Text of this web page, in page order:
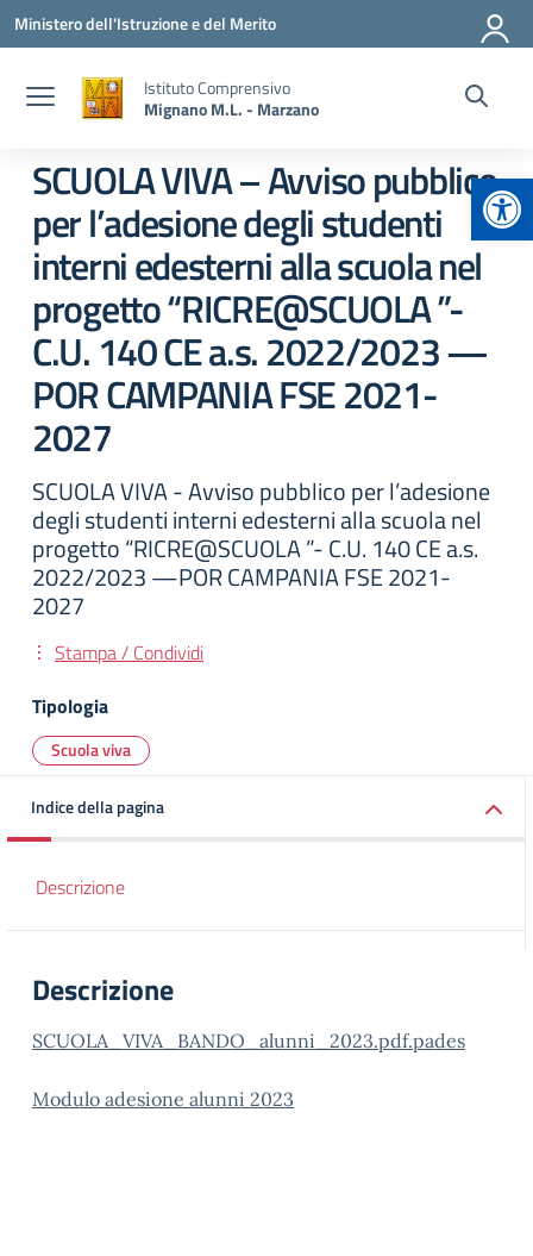
Vai ai contenuti
Vai al menu di navigazione
Vai al footer
Ministero dell'Istruzione e del Merito
Istituto Comprensivo
Mignano M.L. - Marzano
SCUOLA VIVA – Avviso pubblico
per l’adesione degli studenti
interni edesterni alla scuola nel
progetto “RICRE@SCUOLA ”-
C.U. 140 CE a.s. 2022/2023 —
POR CAMPANIA FSE 2021-
2027
SCUOLA VIVA - Avviso pubblico per l’adesione
degli studenti interni edesterni alla scuola nel
progetto “RICRE@SCUOLA ”- C.U. 140 CE a.s.
2022/2023 —POR CAMPANIA FSE 2021-
2027
Stampa / Condividi
Tipologia
Scuola viva
Indice della pagina
Descrizione
Descrizione
SCUOLA_VIVA_BANDO_alunni_2023.pdf.pades
Modulo adesione alunni 2023